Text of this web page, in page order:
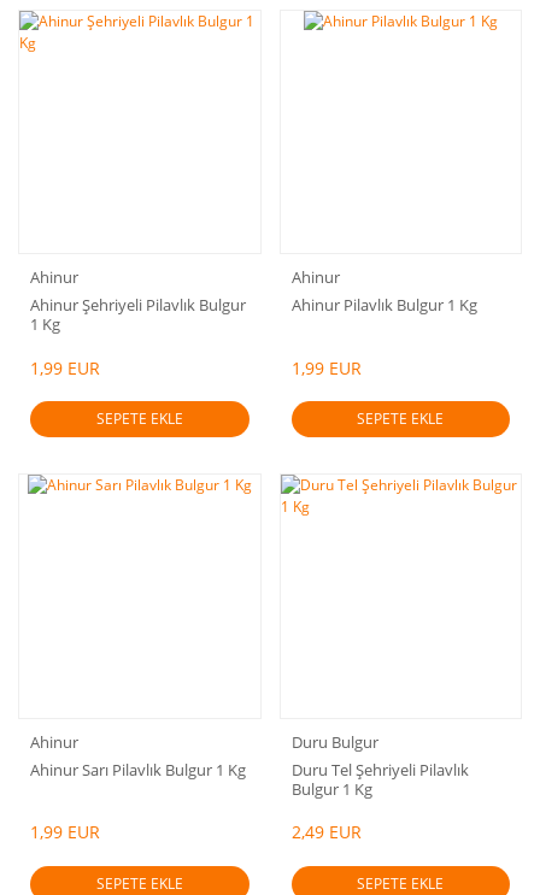
Ahinur
Ahinur Şehriyeli Pilavlık Bulgur
1 Kg
1,99 EUR
SEPETE EKLE
Ahinur
Ahinur Pilavlık Bulgur 1 Kg
1,99 EUR
SEPETE EKLE
Ahinur
Ahinur Sarı Pilavlık Bulgur 1 Kg
1,99 EUR
SEPETE EKLE
Duru Bulgur
Duru Tel Şehriyeli Pilavlık
Bulgur 1 Kg
2,49 EUR
SEPETE EKLE